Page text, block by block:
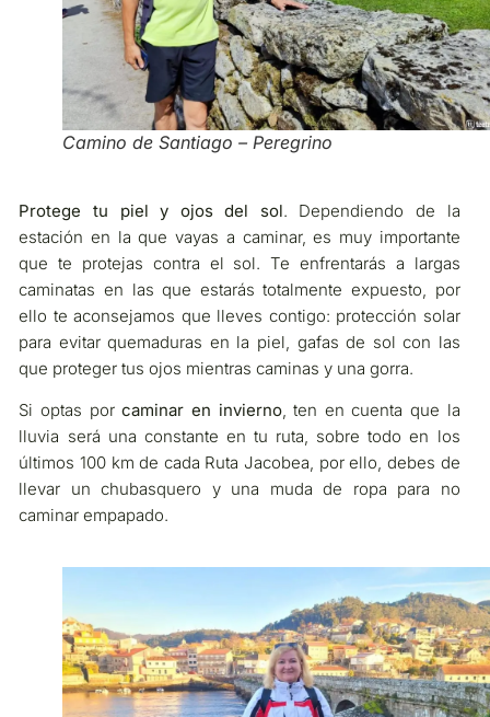
Camino de Santiago – Peregrino
Protege tu piel y ojos del sol. Dependiendo de la
estación en la que vayas a caminar, es muy importante
que te protejas contra el sol. Te enfrentarás a largas
caminatas en las que estarás totalmente expuesto, por
ello te aconsejamos que lleves contigo: protección solar
para evitar quemaduras en la piel, gafas de sol con las
que proteger tus ojos mientras caminas y una gorra.
Si optas porcaminar en invierno, ten en cuenta que la
lluvia será una constante en tu ruta, sobre todo en los
últimos 100 km de cada Ruta Jacobea, por ello, debes de
llevar un chubasquero y una muda de ropa para no
caminar empapado.